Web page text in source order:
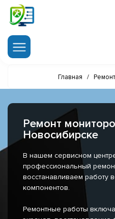
Главная /
Ремонт
Новосибирске
В нашем сервисном
профессиональный
восстанавливаем работу
компонентов.
Ремонтные работы